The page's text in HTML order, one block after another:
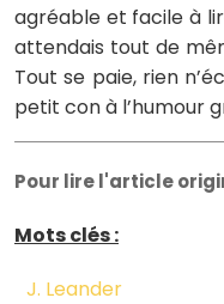
agréable et facile à
attendais tout de
Tout se paie, rien
petit con à l’humour
Pour lire l'article
Mots clés :
J. Leander